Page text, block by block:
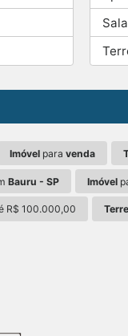
Sala
Imóvelpara venda
Bauru - SP Imóvel
R$ 100.000,00